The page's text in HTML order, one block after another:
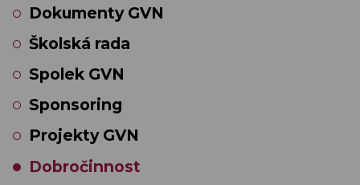
Dokumenty GVN
Školská rada
Spolek GVN
Sponsoring
Projekty GVN
Dobročinnost